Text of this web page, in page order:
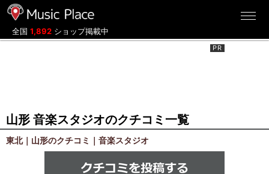
全国 1,892 ショップ掲載中
山形 音楽スタジオのクチコミ一覧
東北｜山形のクチコミ｜音楽スタジオ